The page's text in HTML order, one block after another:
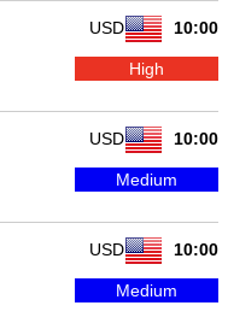
10:00
USD
High
10:00
USD
Medium
10:00
USD
Medium